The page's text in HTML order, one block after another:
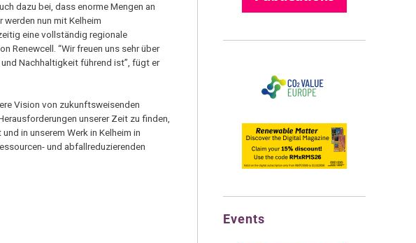
dazu bei, dass enorme Mengen an
werden nun mit Kelheim
eine vollständig regionale
Renewcell. “Wir freuen uns sehr über
Nachhaltigkeit führend ist”, fügt er
Vision von zukunftsweisenden
unserer Zeit zu finden,
in unserem Werk in Kelheim in
und abfallreduzierenden
Events